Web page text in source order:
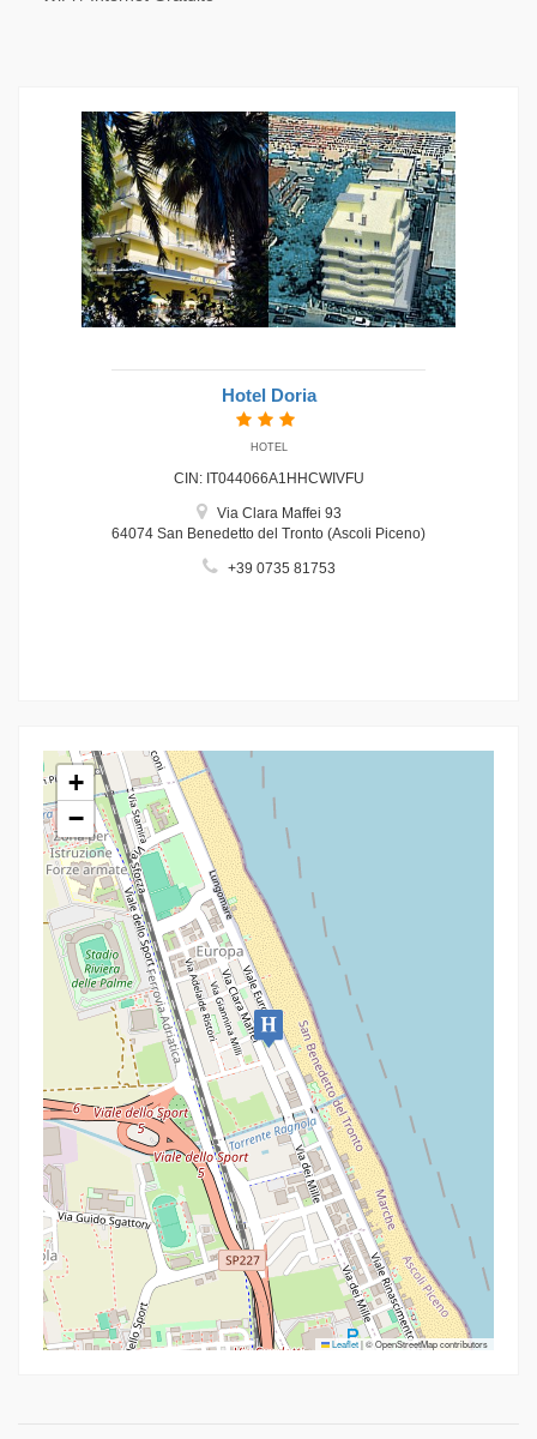
Hotel Doria
HOTEL
CIN: IT044066A1HHCWIVFU
Via Clara Maffei 93
64074 San Benedetto del Tronto (Ascoli Piceno)
+39 0735 81753
+
−
Leaflet|© OpenStreetMap contributors